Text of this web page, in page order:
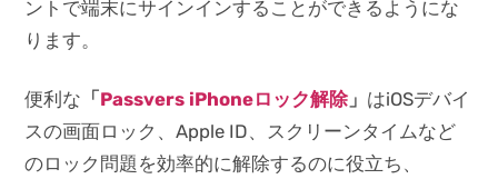
ントで端末にサインインすることができるようにな
ります。
便利な 「 Passvers iPhoneロック解除 」 はiOSデバイ
スの画面ロック、Apple ID、スクリーンタイムなど
のロック問題を効率的に解除するのに役立ち、